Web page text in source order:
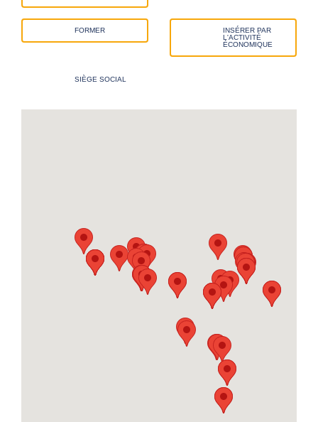
FORMER
INSÉRER PAR
L'ACTIVITÉ
ÉCONOMIQUE
SIÈGE SOCIAL